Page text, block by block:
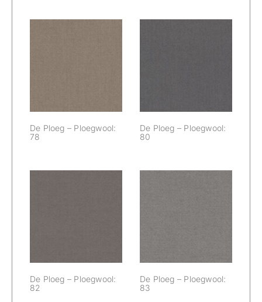
De Ploeg – Ploegwool:
78
De Ploeg – Ploegwool:
80
De Ploeg – Ploegwool:
82
De Ploeg – Ploegwool:
83